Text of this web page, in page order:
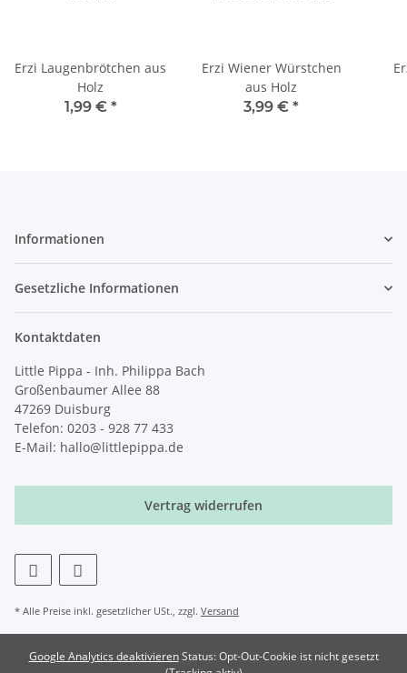
Erzi Laugenbrötchen aus
Holz
1,99 € *
Erzi Wiener Würstchen
aus Holz
3,99 € *
Informationen
Gesetzliche Informationen
Kontaktdaten
Little Pippa - Inh. Philippa Bach
Großenbaumer Allee 88
47269 Duisburg
Telefon: 0203 - 928 77 433
E-Mail: hallo@littlepippa.de
Vertrag widerrufen
* Alle Preise inkl. gesetzlicher USt., zzgl. Versand
Google Analytics deaktivieren Status: Opt-Out-Cookie ist nicht gesetzt